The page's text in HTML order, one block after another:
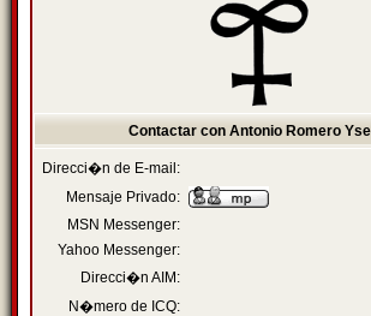
Contactar con Antonio Romero
Direcci�n de E-mail:
Mensaje Privado:
MSN Messenger:
Yahoo Messenger:
Direcci�n AIM:
N�mero de ICQ: